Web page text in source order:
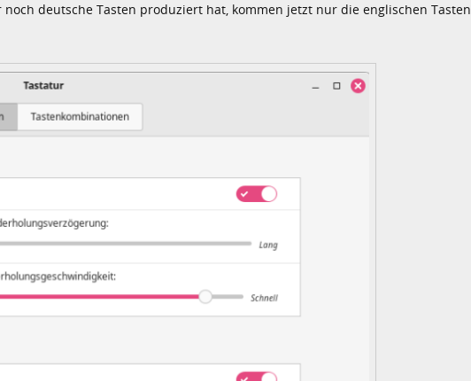
deutsche Tasten produziert hat, kommen jetzt nur die englischen Tasten